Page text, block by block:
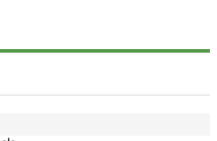
di Tiziano Pesce al CN Uisp